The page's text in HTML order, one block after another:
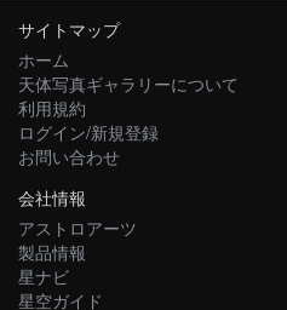
サイトマップ
ホーム
天体写真ギャラリーについて
利用規約
ログイン/新規登録
お問い合わせ
会社情報
アストロアーツ
製品情報
星ナビ
星空ガイド